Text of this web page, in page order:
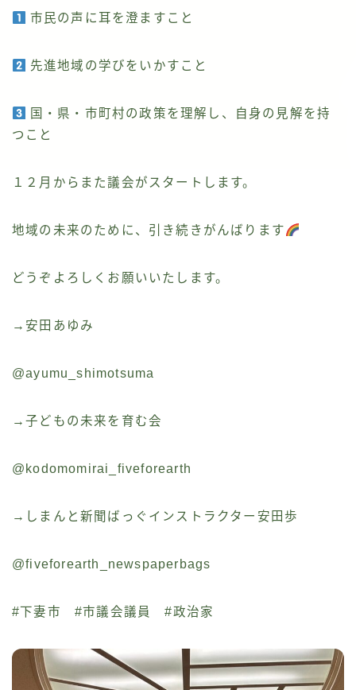
市民の声に耳を澄ますこと
先進地域の学びをいかすこと
国・県・市町村の政策を理解し、自身の見解を持
つこと
１２月からまた議会がスタートします。
地域の未来のために、引き続きがんばります
どうぞよろしくお願いいたします。
→安田あゆみ
@ayumu_shimotsuma
→子どもの未来を育む会
@kodomomirai_fiveforearth
→しまんと新聞ばっぐインストラクター安田歩
@fiveforearth_newspaperbags
#下妻市 #市議会議員 #政治家